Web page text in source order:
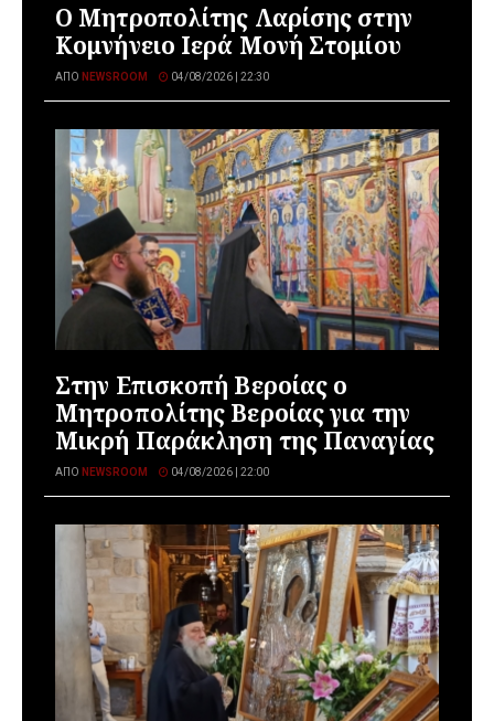
Ο Μητροπολίτης Λαρίσης στην
Κομνήνειο Ιερά Μονή Στομίου
ΑΠΌ NEWSROOM 04/08/2026 | 22:30
Στην Επισκοπή Βεροίας ο
Μητροπολίτης Βεροίας για την
Μικρή Παράκληση της Παναγίας
ΑΠΌ NEWSROOM 04/08/2026 | 22:00